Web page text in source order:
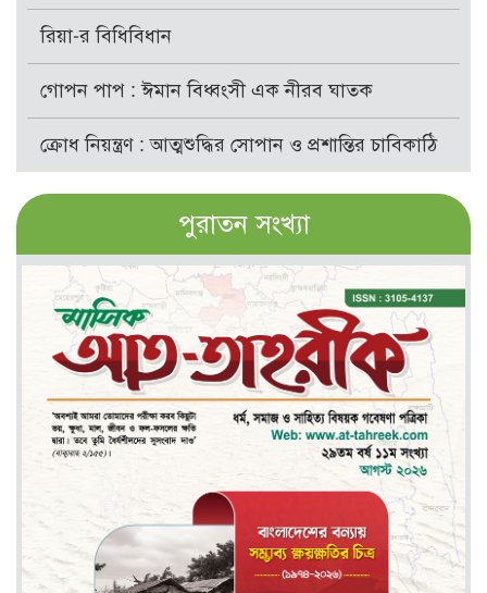
রিয়া-র বিধিবিধান
গোপন পাপ : ঈমান বিধ্বংসী এক নীরব ঘাতক
ক্রোধ নিয়ন্ত্রণ : আত্মশুদ্ধির সোপান ও প্রশান্তির চাবিকাঠি
পুরাতন সংখ্যা